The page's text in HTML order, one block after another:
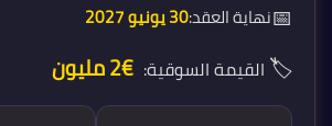
نهاية العقد:30 يونيو 2027
🏷️القيمة السوقية:€2 مليون